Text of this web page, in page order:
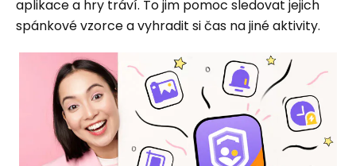
aplikace a hry tráví. To jim pomoc sledovat jejich
spánkové vzorce a vyhradit si čas na jiné aktivity.